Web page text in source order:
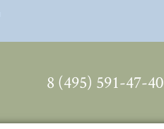
8 (495) 591-47-40